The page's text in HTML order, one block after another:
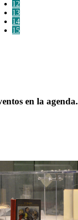
12
13
14
15
en la agenda.